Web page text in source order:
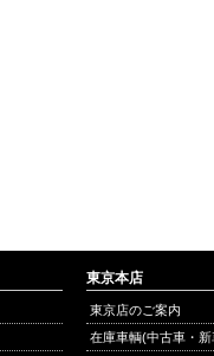
東京本店
東京店のご案内
在庫車輌(中古車・